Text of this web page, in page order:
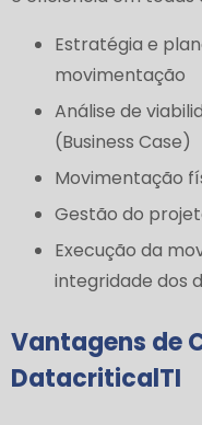
Estratégia e
movimentação
Análise de
(Business Case)
Movimentação
Gestão do
Execução da
integridade dos
Vantagens de
DatacriticalTI